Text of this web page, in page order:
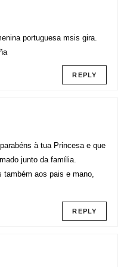
portuguesa msis gira.
REPLY
à tua Princesa e que
junto da família.
também aos pais e mano,
REPLY